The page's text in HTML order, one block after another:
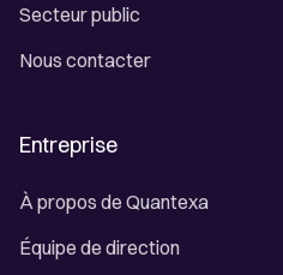
Secteur public
Nous contacter
Entreprise
À propos de Quantexa
Équipe de direction